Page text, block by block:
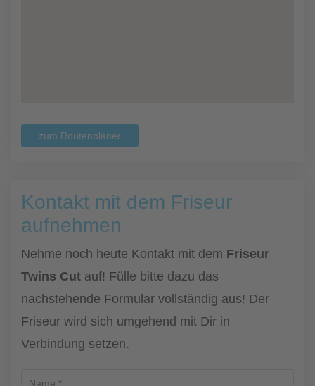
zum Routenplaner
Kontakt mit dem Friseur
aufnehmen
Nehme noch heute Kontakt mit dem Friseur
Twins Cut auf! Fülle bitte dazu das
nachstehende Formular vollständig aus! Der
Friseur wird sich umgehend mit Dir in
Verbindung setzen.